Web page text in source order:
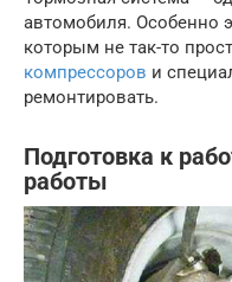
автомобиля. Особенно
которым не так-то
компрессоров и
ремонтировать.
Подготовка к
работы